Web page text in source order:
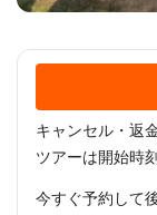
キャンセル・返
ツアーは開始時
今すぐ予約して